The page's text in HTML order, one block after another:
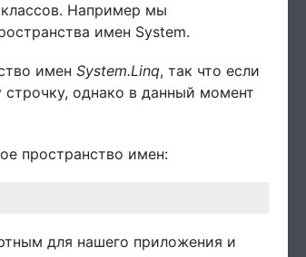
Например мы
имен System.
имен System.Linq, так что если
однако в данный момент
пространство имен:
для нашего приложения и